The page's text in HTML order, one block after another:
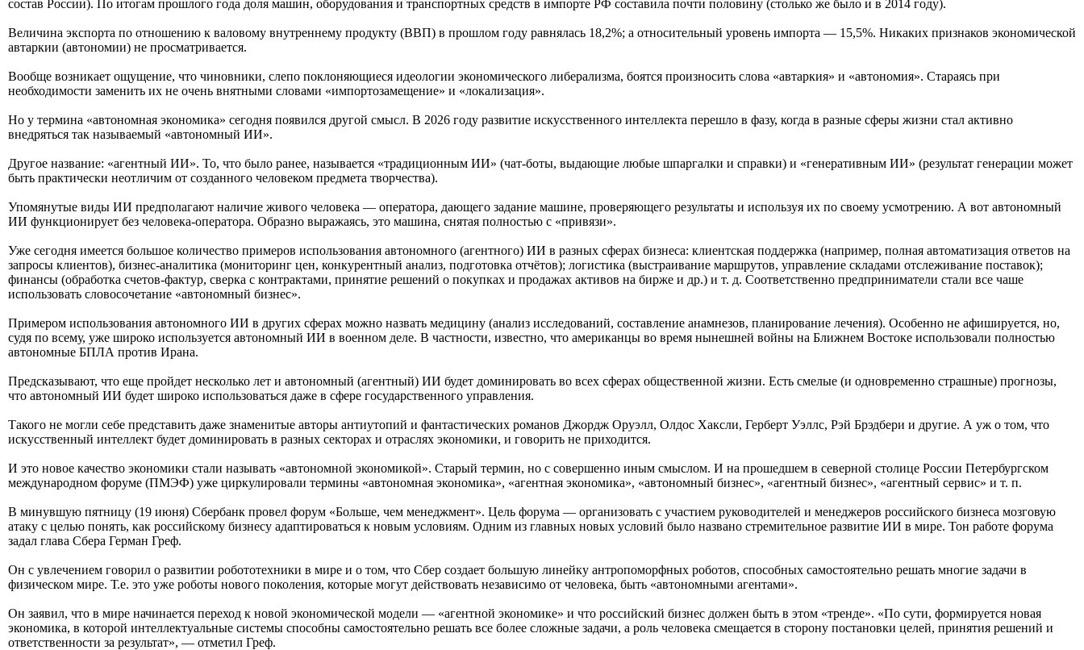
состав России). По итогам прошлого года доля машин, оборудования и транспортных средств в импорте РФ составила почти половину (столько же было и в 2014 году).
Величина экспорта по отношению к валовому внутреннему продукту (ВВП) в прошлом году равнялась 18,2%; а относительный уровень импорта — 15,5%. Никаких признаков экономической
автаркии (автономии) не просматривается.
Вообще возникает ощущение, что чиновники, слепо поклоняющиеся идеологии экономического либерализма, боятся произносить слова «автаркия» и «автономия». Стараясь при
необходимости заменить их не очень внятными словами «импортозамещение» и «локализация».
Но у термина «автономная экономика» сегодня появился другой смысл. В 2026 году развитие искусственного интеллекта перешло в фазу, когда в разные сферы жизни стал активно
внедряться так называемый «автономный ИИ».
Другое название: «агентный ИИ». То, что было ранее, называется «традиционным ИИ» (чат‑боты, выдающие любые шпаргалки и справки) и «генеративным ИИ» (результат генерации может
быть практически неотличим от созданного человеком предмета творчества).
Упомянутые виды ИИ предполагают наличие живого человека — оператора, дающего задание машине, проверяющего результаты и используя их по своему усмотрению. А вот автономный
ИИ функционирует без человека-оператора. Образно выражаясь, это машина, снятая полностью с «привязи».
Уже сегодня имеется большое количество примеров использования автономного (агентного) ИИ в разных сферах бизнеса: клиентская поддержка (например, полная автоматизация ответов на
запросы клиентов), бизнес‑аналитика (мониторинг цен, конкурентный анализ, подготовка отчётов); логистика (выстраивание маршрутов, управление складами отслеживание поставок);
финансы (обработка счетов‑фактур, сверка с контрактами, принятие решений о покупках и продажах активов на бирже и др.) и т. д. Соответственно предприниматели стали все чаше
использовать словосочетание «автономный бизнес».
Примером использования автономного ИИ в других сферах можно назвать медицину (анализ исследований, составление анамнезов, планирование лечения). Особенно не афишируется, но,
судя по всему, уже широко используется автономный ИИ в военном деле. В частности, известно, что американцы во время нынешней войны на Ближнем Востоке использовали полностью
автономные БПЛА против Ирана.
Предсказывают, что еще пройдет несколько лет и автономный (агентный) ИИ будет доминировать во всех сферах общественной жизни. Есть смелые (и одновременно страшные) прогнозы,
что автономный ИИ будет широко использоваться даже в сфере государственного управления.
Такого не могли себе представить даже знаменитые авторы антиутопий и фантастических романов Джордж Оруэлл, Олдос Хаксли, Герберт Уэллс, Рэй Брэдбери и другие. А уж о том, что
искусственный интеллект будет доминировать в разных секторах и отраслях экономики, и говорить не приходится.
И это новое качество экономики стали называть «автономной экономикой». Старый термин, но с совершенно иным смыслом. И на прошедшем в северной столице России Петербургском
международном форуме (ПМЭФ) уже циркулировали термины «автономная экономика», «агентная экономика», «автономный бизнес», «агентный бизнес», «агентный сервис» и т. п.
В минувшую пятницу (19 июня) Сбербанк провел форум «Больше, чем менеджмент». Цель форума — организовать с участием руководителей и менеджеров российского бизнеса мозговую
атаку с целью понять, как российскому бизнесу адаптироваться к новым условиям. Одним из главных новых условий было названо стремительное развитие ИИ в мире. Тон работе форума
задал глава Сбера Герман Греф.
Он с увлечением говорил о развитии робототехники в мире и о том, что Сбер создает большую линейку антропоморфных роботов, способных самостоятельно решать многие задачи в
физическом мире. Т.е. это уже роботы нового поколения, которые могут действовать независимо от человека, быть «автономными агентами».
Он заявил, что в мире начинается переход к новой экономической модели — «агентной экономике» и что российский бизнес должен быть в этом «тренде». «По сути, формируется новая
экономика, в которой интеллектуальные системы способны самостоятельно решать все более сложные задачи, а роль человека смещается в сторону постановки целей, принятия решений и
ответственности за результат», — отметил Греф.